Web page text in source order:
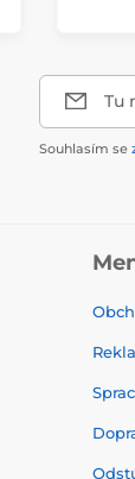
Tu
Souhlasím se